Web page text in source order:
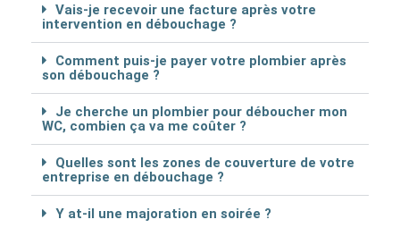
Vais-je recevoir une facture après votre
intervention en débouchage ?
Comment puis-je payer votre plombier après
son débouchage ?
Je cherche un plombier pour déboucher mon
WC, combien ça va me coûter ?
Quelles sont les zones de couverture de votre
entreprise en débouchage ?
Y at-il une majoration en soirée ?